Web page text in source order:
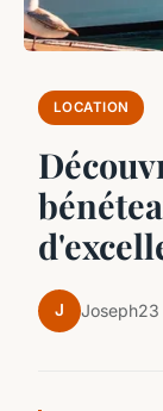
LOCATION
J Joseph23